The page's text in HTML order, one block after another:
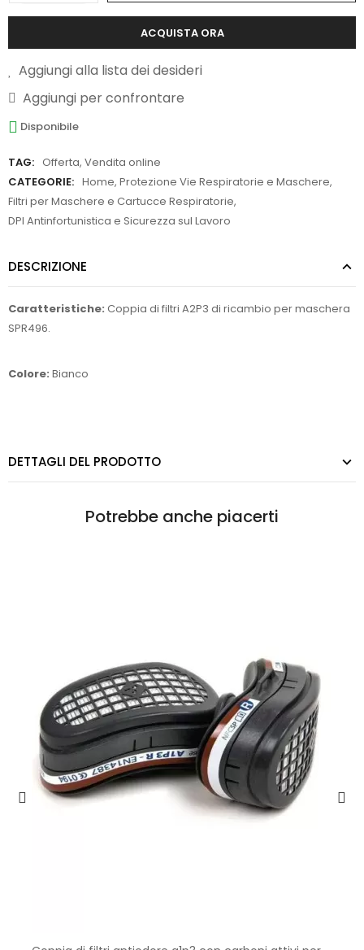
ACQUISTA ORA
Aggiungi alla lista dei desideri
Aggiungi per confrontare
Disponibile
TAG: Offerta, Vendita online
CATEGORIE: Home, Protezione Vie Respiratorie e Maschere,
Filtri per Maschere e Cartucce Respiratorie,
DPI Antinfortunistica e Sicurezza sul Lavoro
DESCRIZIONE
Caratteristiche: Coppia di filtri A2P3 di ricambio per maschera
SPR496.
Colore: Bianco
DETTAGLI DEL PRODOTTO
Potrebbe anche piacerti